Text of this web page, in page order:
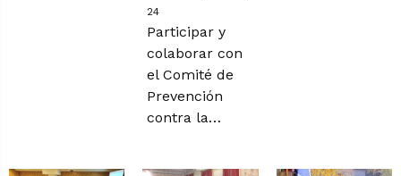
24
Participar y
colaborar con
el Comité de
Prevención
contra la…